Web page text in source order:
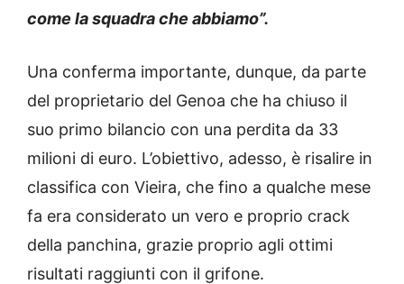
come la squadra che abbiamo”.
Una conferma importante, dunque, da parte
del proprietario del Genoa che ha chiuso il
suo primo bilancio con una perdita da 33
milioni di euro. L’obiettivo, adesso, è risalire in
classifica con Vieira, che fino a qualche mese
fa era considerato un vero e proprio crack
della panchina, grazie proprio agli ottimi
risultati raggiunti con il grifone.